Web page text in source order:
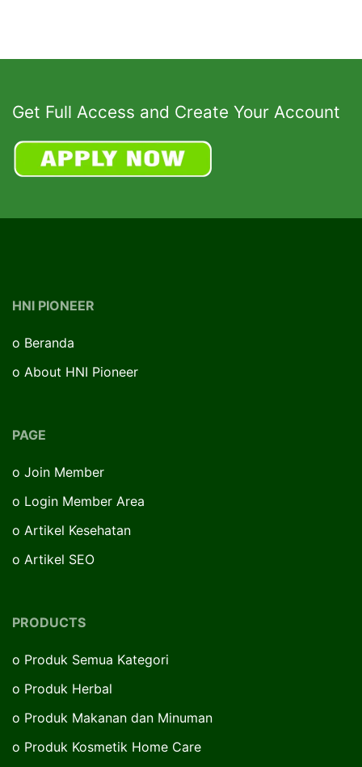
Get Full Access and Create Your Account
HNI PIONEER
o Beranda
o About HNI Pioneer
PAGE
o Join Member
o Login Member Area
o Artikel Kesehatan
o Artikel SEO
PRODUCTS
o Produk Semua Kategori
o Produk Herbal
o Produk Makanan dan Minuman
o Produk Kosmetik Home Care